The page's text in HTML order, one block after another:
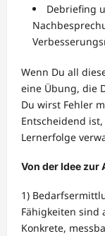
Debriefing
Wenn Du all
eine Übung, die
Du wirst Fehler
Entscheidend
Lernerfolge
Von der Idee
1)
Fähigkeiten sind
Konkrete,